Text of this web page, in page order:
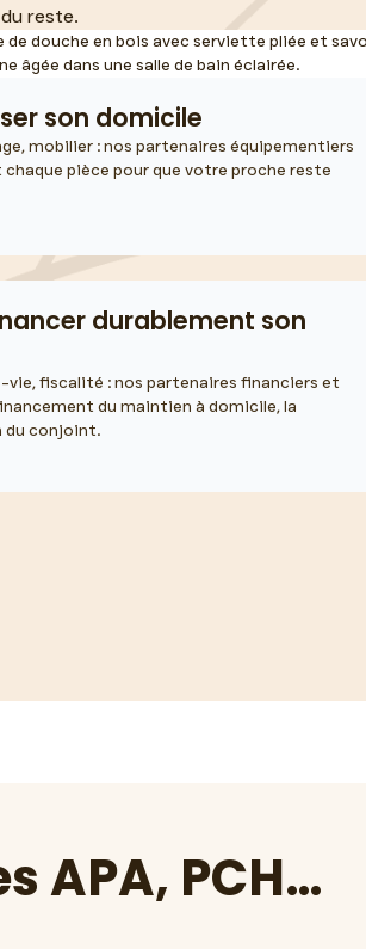
reste.
son domicile
mobilier : nos partenaires équipementiers
pièce pour que votre proche reste
durablement son
vie, fiscalité : nos partenaires financiers et
du maintien à domicile, la
du conjoint.
APA, PCH…